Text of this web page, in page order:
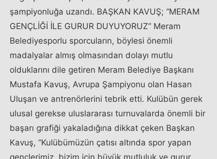
şampiyonluğa uzandı. BAŞKAN KAVUŞ; “MERAM
GENÇLİĞİ İLE GURUR DUYUYORUZ” Meram
Belediyesporlu sporcuların, böylesi önemli
madalyalar almış olmasından dolayı mutlu
olduklarını dile getiren Meram Belediye Başkanı
Mustafa Kavuş, Avrupa Şampiyonu olan Hasan
Uluşan ve antrenörlerini tebrik etti. Kulübün gerek
ulusal gerekse uluslararası turnuvalarda önemli bir
başarı grafiği yakaladığına dikkat çeken Başkan
Kavuş, “Kulübümüzün çatısı altında spor yapan